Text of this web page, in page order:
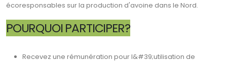
écoresponsables sur la production d'avoine dans le Nord.
POURQUOI PARTICIPER?
Recevez une rémunération pour l&#39;utilisation de